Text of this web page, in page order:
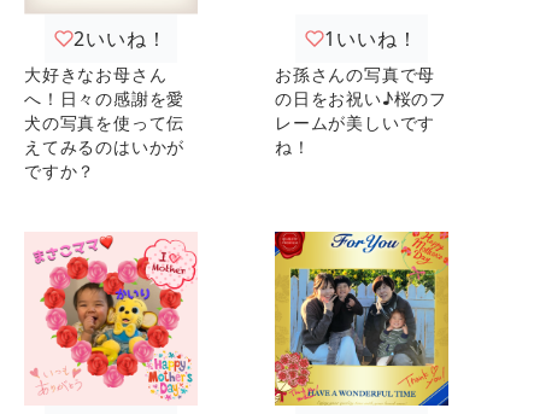
2いいね！
大好きなお母さん
へ！日々の感謝を愛
犬の写真を使って伝
えてみるのはいかが
ですか？
1 いいね！
お孫さんの写真で母
の日をお祝い♪桜のフ
レームが美しいです
ね！